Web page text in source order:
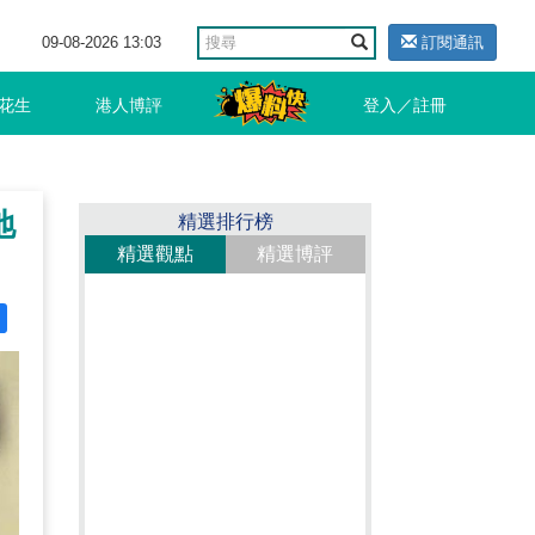
09-08-2026 13:03 訂閱通訊
生 港人博評 登入／註冊
精選排行榜
精選觀點
精選博評